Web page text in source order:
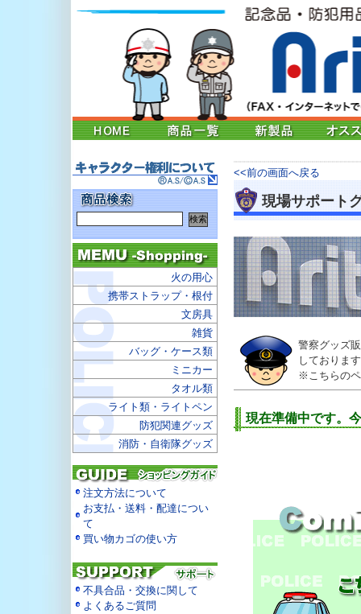
<<前の画面へ戻る
現場サポート
警察グッズ
しておりま
※こちらの
現在準備中です。
火の用心
携帯ストラップ・根付
文房具
雑貨
バッグ・ケース類
ミニカー
タオル類
ライト類・ライトペン
防犯関連グッズ
消防・自衛隊グッズ
注文方法について
お支払・送料・配達につい
て
買い物カゴの使い方
不具合品・交換に関して
よくあるご質問